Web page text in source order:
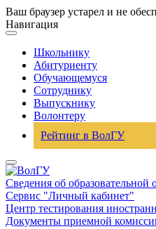
Ваш браузер устарел и не
Навигация
Школьнику
Абитуриенту
Обучающемуся
Сотруднику
Выпускнику
Волонтеру
Рейтинг в ВолГУ
Сведения об образовательной
Сервис "Личный кабинет"
Центр тестирования
Документы приемной